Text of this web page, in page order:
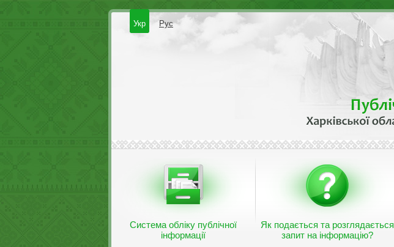
Укр Рус
Система обліку публічної
інформації
Як подається та розглядається
запит на інформацію?